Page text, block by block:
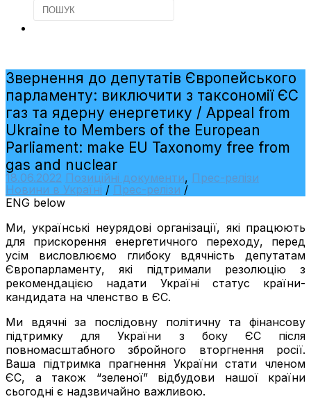
Звернення до депутатів Європейського
парламенту: виключити з таксономії ЄС
газ та ядерну енергетику / Appeal from
Ukraine to Members of the European
Parliament: make EU Taxonomy free from
gas and nuclear
Новини в Україні / Прес-релізи /
18.06.2022 Позиційні документи, Прес-релізи
ENG below
Ми, українські неурядові організації, які працюють
для прискорення енергетичного переходу, перед
усім висловлюємо глибоку вдячність депутатам
Європарламенту, які підтримали резолюцію з
рекомендацією надати Україні статус країни-
кандидата на членство в ЄС.
Ми вдячні за послідовну політичну та фінансову
підтримку для України з боку ЄС після
повномасштабного збройного вторгнення росії.
Ваша підтримка прагнення України стати членом
ЄС, а також “зеленої” відбудови нашої країни
сьогодні є надзвичайно важливою.